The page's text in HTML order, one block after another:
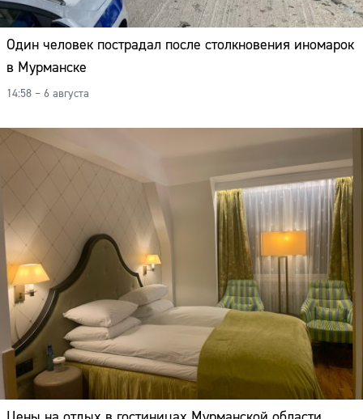
Один человек пострадал после столкновения иномарок
в Мурманске
14:58 – 6 августа